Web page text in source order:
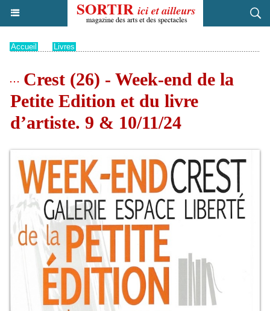
Accueil Livres
Crest (26) - Week-end de la
Petite Edition et du livre
d’artiste. 9 & 10/11/24